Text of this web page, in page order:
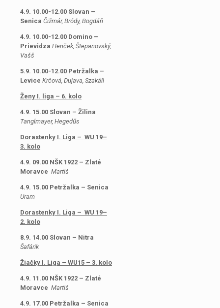
4.9. 10.00-12.00 Slovan –
Senica Čižmár, Bródy, Bogdáň
4.9. 10.00-12.00 Domino –
Prievidza Henček, Štepanovský,
Vašš
5.9. 10.00-12.00 Petržalka –
Levice Krčová, Dujava, Szakáll
Ženy I. liga – 6. kolo
4.9. 15.00 Slovan – Žilina
Tanglmayer, Hegedűs
Dorastenky I. Liga – WU 19–
3. kolo
4.9. 09.00 NŠK 1922 – Zlaté
Moravce Martiš
4.9. 15.00 Petržalka – Senica
Uram
Dorastenky I. Liga – WU 19–
2. kolo
8.9. 14.00 Slovan – Nitra
Šafárik
Žiačky I. Liga – WU15 – 3. kolo
4.9. 11.00 NŠK 1922 – Zlaté
Moravce Martiš
4.9. 17.00 Petržalka – Senica